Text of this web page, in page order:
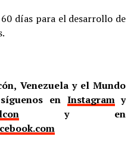
días para el desarrollo de
Venezuela y el Mundo
síguenos en Instagramy
y en